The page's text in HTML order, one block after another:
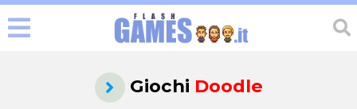
Giochi Doodle